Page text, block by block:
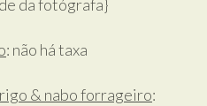
da fotógrafa}
: não há taxa
& nabo forrageiro: